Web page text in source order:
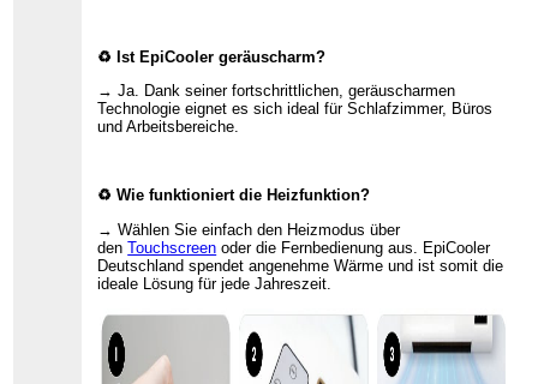
♻ Ist EpiCooler geräuscharm?
→ Ja. Dank seiner fortschrittlichen, geräuscharmen
Technologie eignet es sich ideal für Schlafzimmer, Büros
und Arbeitsbereiche.
♻ Wie funktioniert die Heizfunktion?
→ Wählen Sie einfach den Heizmodus über
denTouchscreen oder die Fernbedienung aus. EpiCooler
Deutschland spendet angenehme Wärme und ist somit die
ideale Lösung für jede Jahreszeit.